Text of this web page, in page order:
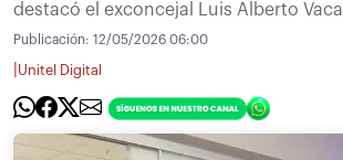
destacó el exconcejal Luis Alberto Vaca
Publicación: 12/05/2026 06:00
Unitel Digital